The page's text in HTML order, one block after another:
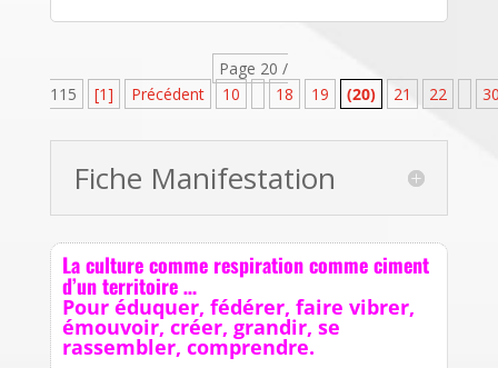
Page 20 /
115
[1] Précédent 10 18 19 (20) 21 22
Fiche Manifestation
La culture comme respiration comme ciment
d’un territoire …
Pour éduquer, fédérer, faire vibrer,
émouvoir, créer, grandir, se
rassembler, comprendre.